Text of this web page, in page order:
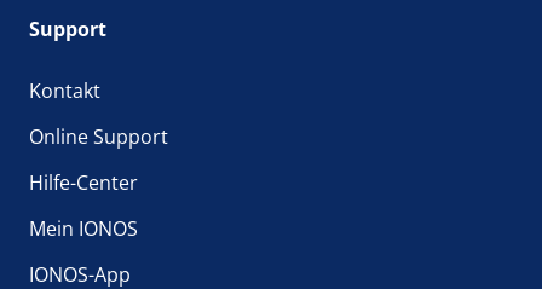
Support
Kontakt
Online Support
Hilfe-Center
Mein IONOS
IONOS-App